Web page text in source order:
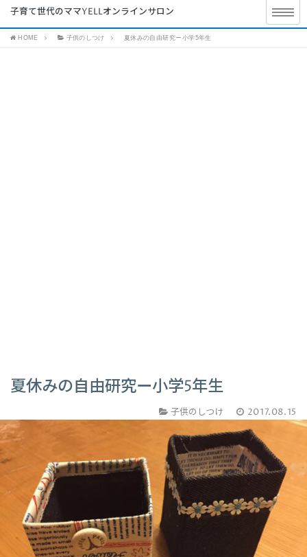
子育て世代のママYELLオンラインサロン
HOME 子供のしつけ 夏休みの自由研究ー小学5年生
夏休みの自由研究ー小学5年生
子供のしつけ 2017.08.15